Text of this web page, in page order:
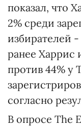
показал, что
2% среди
избирателей
ранее Харрис
против 44% у
согласно
В опросе The